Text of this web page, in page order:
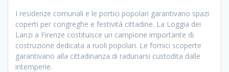
I residenze comunali e le portici popolari garantivano spazi
coperti per congreghe e festività cittadine. La Loggia dei
Lanzi a Firenze costituisce un campione importante di
costruzione dedicata a ruoli popolari. Le fornici scoperte
garantivano alla cittadinanza di radunarsi custodita dalle
intemperie.